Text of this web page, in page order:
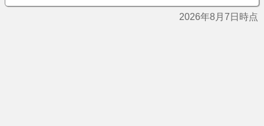
2026年8月7日時点